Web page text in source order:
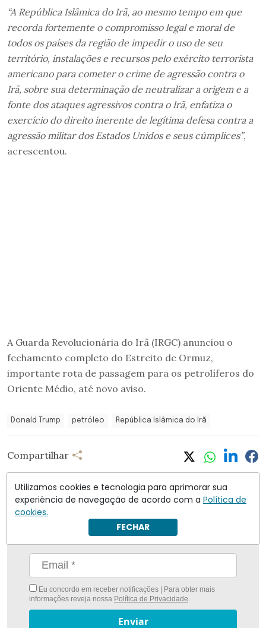
“A República Islâmica do Irã, ao mesmo tempo em que
recorda fortemente o compromisso legal e moral de
todos os países da região de impedir o uso de seu
território, instalações e recursos pelo exército terrorista
americano para cometer o crime de agressão contra o
Irã, sobre sua determinação de neutralizar a origem e a
fonte dos ataques agressivos contra o Irã, enfatiza o
exercício do direito inerente de legítima defesa contra a
agressão militar dos Estados Unidos e seus cúmplices”,
acrescentou.
A Guarda Revolucionária do Irã (IRGC) anunciou o
fechamento completo do Estreito de Ormuz,
importante rota de passagem para os petrolíferos do
Oriente Médio, até novo aviso.
Donald Trump petróleo República Islâmica do Irã
Compartilhar
Nunca foi tão fácil ficar bem informado com
Antagonista
Eu concordo em receber notificações | Para obter mais
informações reveja nossa Política de Privacidade.
Enviar
Utilizamos cookies e tecnologia para aprimorar sua
experiência de navegação de acordo com a Política de
cookies.
FECHAR